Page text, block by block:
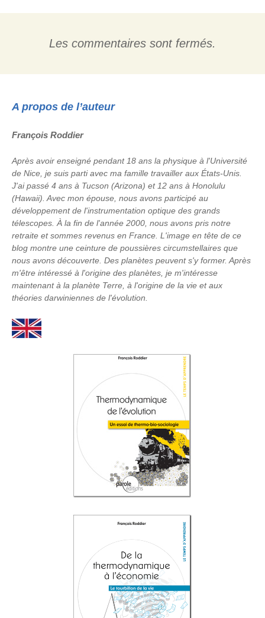
Les commentaires sont fermés.
A propos de l’auteur
François Roddier
Après avoir enseigné pendant 18 ans la physique à l'Université
de Nice, je suis parti avec ma famille travailler aux États-Unis.
J'ai passé 4 ans à Tucson (Arizona) et 12 ans à Honolulu
(Hawaii). Avec mon épouse, nous avons participé au
développement de l'instrumentation optique des grands
télescopes. À la fin de l'année 2000, nous avons pris notre
retraite et sommes revenus en France. L'image en tête de ce
blog montre une ceinture de poussières circumstellaires que
nous avons découverte. Des planètes peuvent s'y former. Après
m'être intéressé à l'origine des planètes, je m'intéresse
maintenant à la planète Terre, à l'origine de la vie et aux
théories darwiniennes de l'évolution.